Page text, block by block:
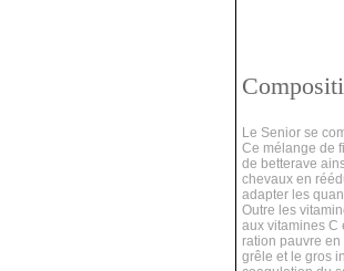
Le Senior se
Ce mélange de
de betterave
chevaux en
adapter les
Outre les
aux vitamines C
ration pauvre
grêle et le gros